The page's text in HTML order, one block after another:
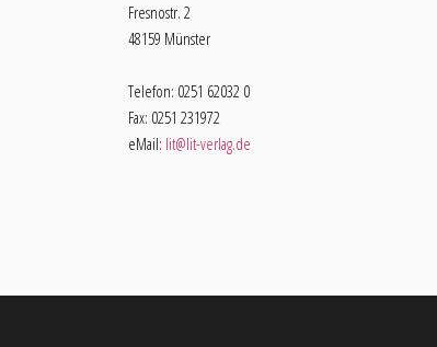
Fresnostr. 2
48159 Münster
Telefon: 0251 62032 0
Fax: 0251 231972
eMail: lit@lit-verlag.de